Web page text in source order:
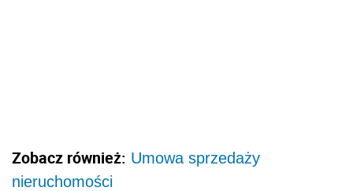
Zobacz również: Umowa sprzedaży
nieruchomości